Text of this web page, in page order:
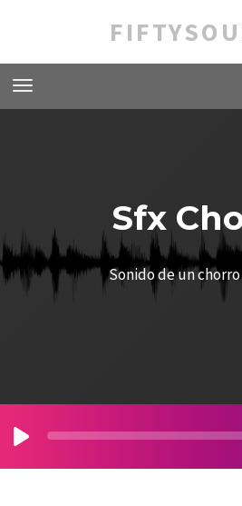
Sfx
Sonido de un chorro